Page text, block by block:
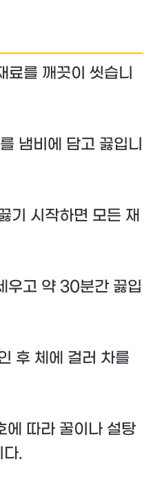
료를 깨끗이 씻습니
냄비에 담고 끓입니
기 시작하면 모든 재
우고 약 30분간 끓입
후 체에 걸러 차를
에 따라 꿀이나 설탕
다.